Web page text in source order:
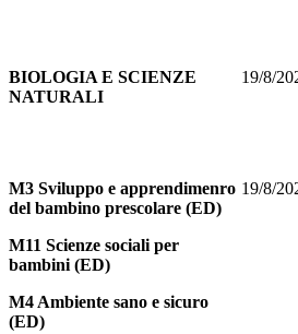
BIOLOGIA E SCIENZE
NATURALI
19/8/
M3 Sviluppo e apprendimenro
del bambino prescolare (ED)
M11 Scienze sociali per
bambini (ED)
M4 Ambiente sano e sicuro
(ED)
19/8/